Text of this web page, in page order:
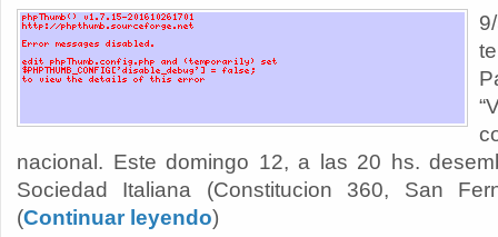
nacional. Este domingo 12, a las 20 hs.
Sociedad Italiana (Constitucion 360, San
(Continuar leyendo)